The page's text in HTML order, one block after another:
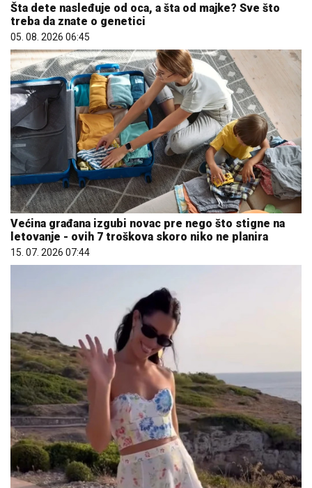
Šta dete nasleđuje od oca, a šta od majke? Sve što
treba da znate o genetici
05. 08. 2026 06:45
Većina građana izgubi novac pre nego što stigne na
letovanje - ovih 7 troškova skoro niko ne planira
15. 07. 2026 07:44